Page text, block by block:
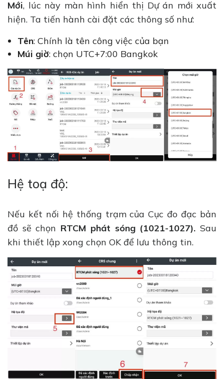
Mới, lúc này màn hình hiển thị Dự án mới xuất
hiện. Ta tiến hành cài đặt các thông số như:
Tên: Chính là tên công việc của bạn
Múi giờ: chọn UTC+7:00 Bangkok
Hệ toạ độ:
Nếu kết nối hệ thống trạm của Cục đo đạc bản
đồ sẽ chọn RTCM phát sóng (1021-1027).Sau
khi thiết lập xong chọn OK để lưu thông tin.